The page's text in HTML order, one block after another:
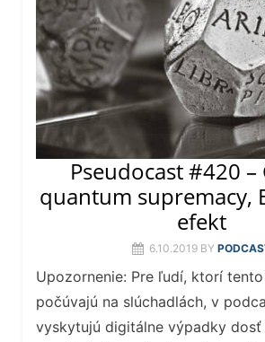
Pseudocast #420 –
quantum supremacy,
efekt
6.10.2019 BY
Upozornenie: Pre ľudí, ktorí
počúvajú na slúchadlách, v
vyskytujú digitálne výpadky dosť